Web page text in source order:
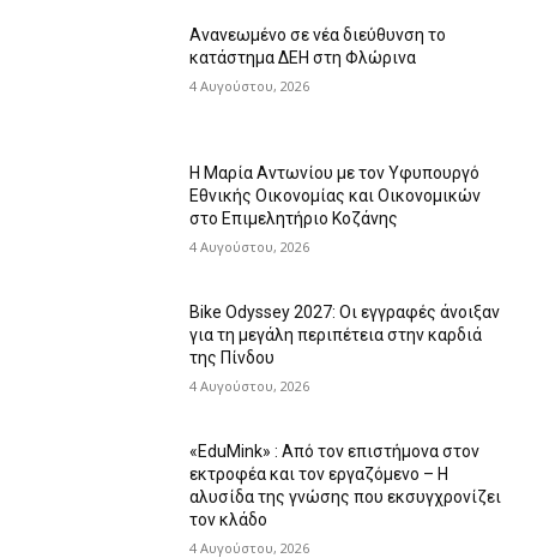
Ανανεωμένο σε νέα διεύθυνση το
κατάστημα ΔΕΗ στη Φλώρινα
4 Αυγούστου, 2026
Η Μαρία Αντωνίου με τον Υφυπουργό
Εθνικής Οικονομίας και Οικονομικών
στο Επιμελητήριο Κοζάνης
4 Αυγούστου, 2026
Bike Odyssey 2027: Οι εγγραφές άνοιξαν
για τη μεγάλη περιπέτεια στην καρδιά
της Πίνδου
4 Αυγούστου, 2026
«EduMink» : Από τον επιστήμονα στον
εκτροφέα και τον εργαζόμενο – Η
αλυσίδα της γνώσης που εκσυγχρονίζει
τον κλάδο
4 Αυγούστου, 2026